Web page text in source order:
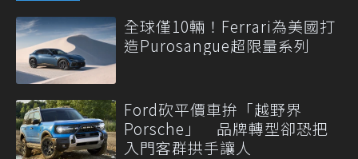
全球僅10輛！Ferrari為美國打
造Purosangue超限量系列
Ford砍平價車拚「越野界
Porsche」 品牌轉型卻恐把
入門客群拱手讓人